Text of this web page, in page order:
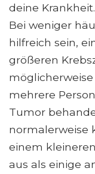
deine Krankheit.
Bei weniger
hilfreich sein,
größeren
mehrere
Tumor
normalerweise
einem
aus als einige